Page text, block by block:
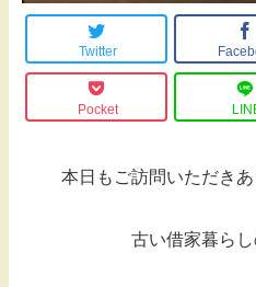
Twitter
Pocket
本日もご訪問いただきあ
古い借家暮らし